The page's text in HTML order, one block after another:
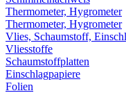
Thermometer, Hygrometer
Thermometer, Hygrometer
Vlies, Schaumstoff,
Vliesstoffe
Schaumstoffplatten
Einschlagpapiere
Folien